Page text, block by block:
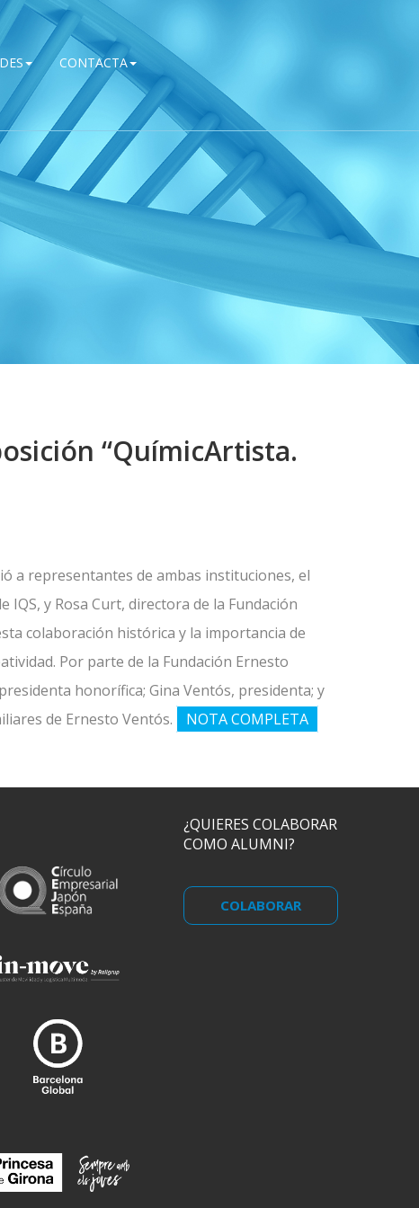
CONTACTA
“QuímicArtista.
a representantes de ambas instituciones, el
y Rosa Curt, directora de la Fundación
colaboración histórica y la importancia de
Por parte de la Fundación Ernesto
honorífica; Gina Ventós, presidenta; y
de Ernesto Ventós.
NOTA COMPLETA
¿QUIERES COLABORAR
COMO ALUMNI?
COLABORAR